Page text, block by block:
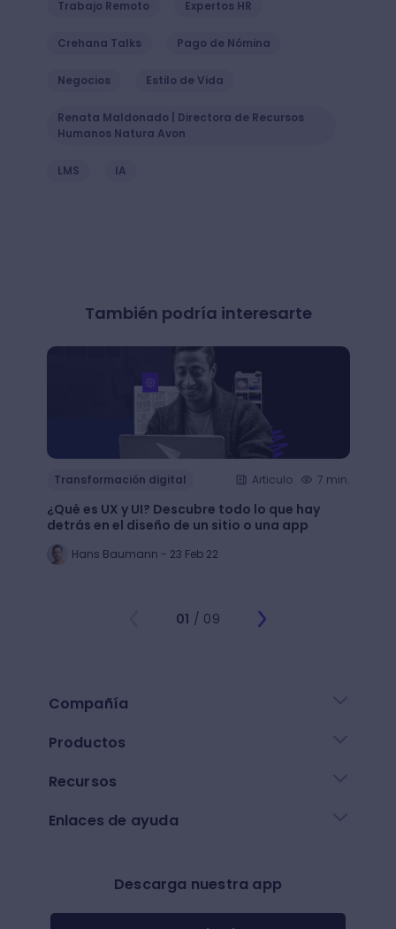
Trabajo Remoto Expertos HR
Crehana Talks Pago de Nómina
Negocios Estilo de Vida
Renata Maldonado | Directora de Recursos
Humanos Natura Avon
LMS IA
También podría interesarte
Transformación digital Articulo 7 min.
¿Qué es UX y UI? Descubre todo lo que hay
detrás en el diseño de un sitio o una app
Hans Baumann - 23 Feb 22
01 / 09
Compañía
Productos
Recursos
Enlaces de ayuda
Descarga nuestra app